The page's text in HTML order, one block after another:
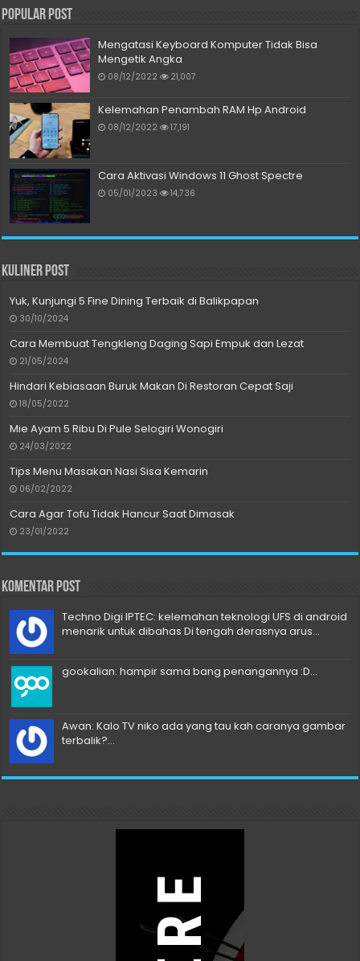
Popular Post
Mengatasi Keyboard Komputer Tidak Bisa
Mengetik Angka
08/12/2022 21,007
Kelemahan Penambah RAM Hp Android
08/12/2022 17,191
Cara Aktivasi Windows 11 Ghost Spectre
05/01/2023 14,736
Kuliner Post
Yuk, Kunjungi 5 Fine Dining Terbaik di Balikpapan
30/10/2024
Cara Membuat Tengkleng Daging Sapi Empuk dan Lezat
21/05/2024
Hindari Kebiasaan Buruk Makan Di Restoran Cepat Saji
18/05/2022
Mie Ayam 5 Ribu Di Pule Selogiri Wonogiri
24/03/2022
Tips Menu Masakan Nasi Sisa Kemarin
06/02/2022
Cara Agar Tofu Tidak Hancur Saat Dimasak
23/01/2022
Komentar Post
Techno Digi IPTEC: kelemahan teknologi UFS di android
menarik untuk dibahas Di tengah derasnya arus...
gookalian: hampir sama bang penangannya :D...
Awan: Kalo TV niko ada yang tau kah caranya gambar
terbalik?...